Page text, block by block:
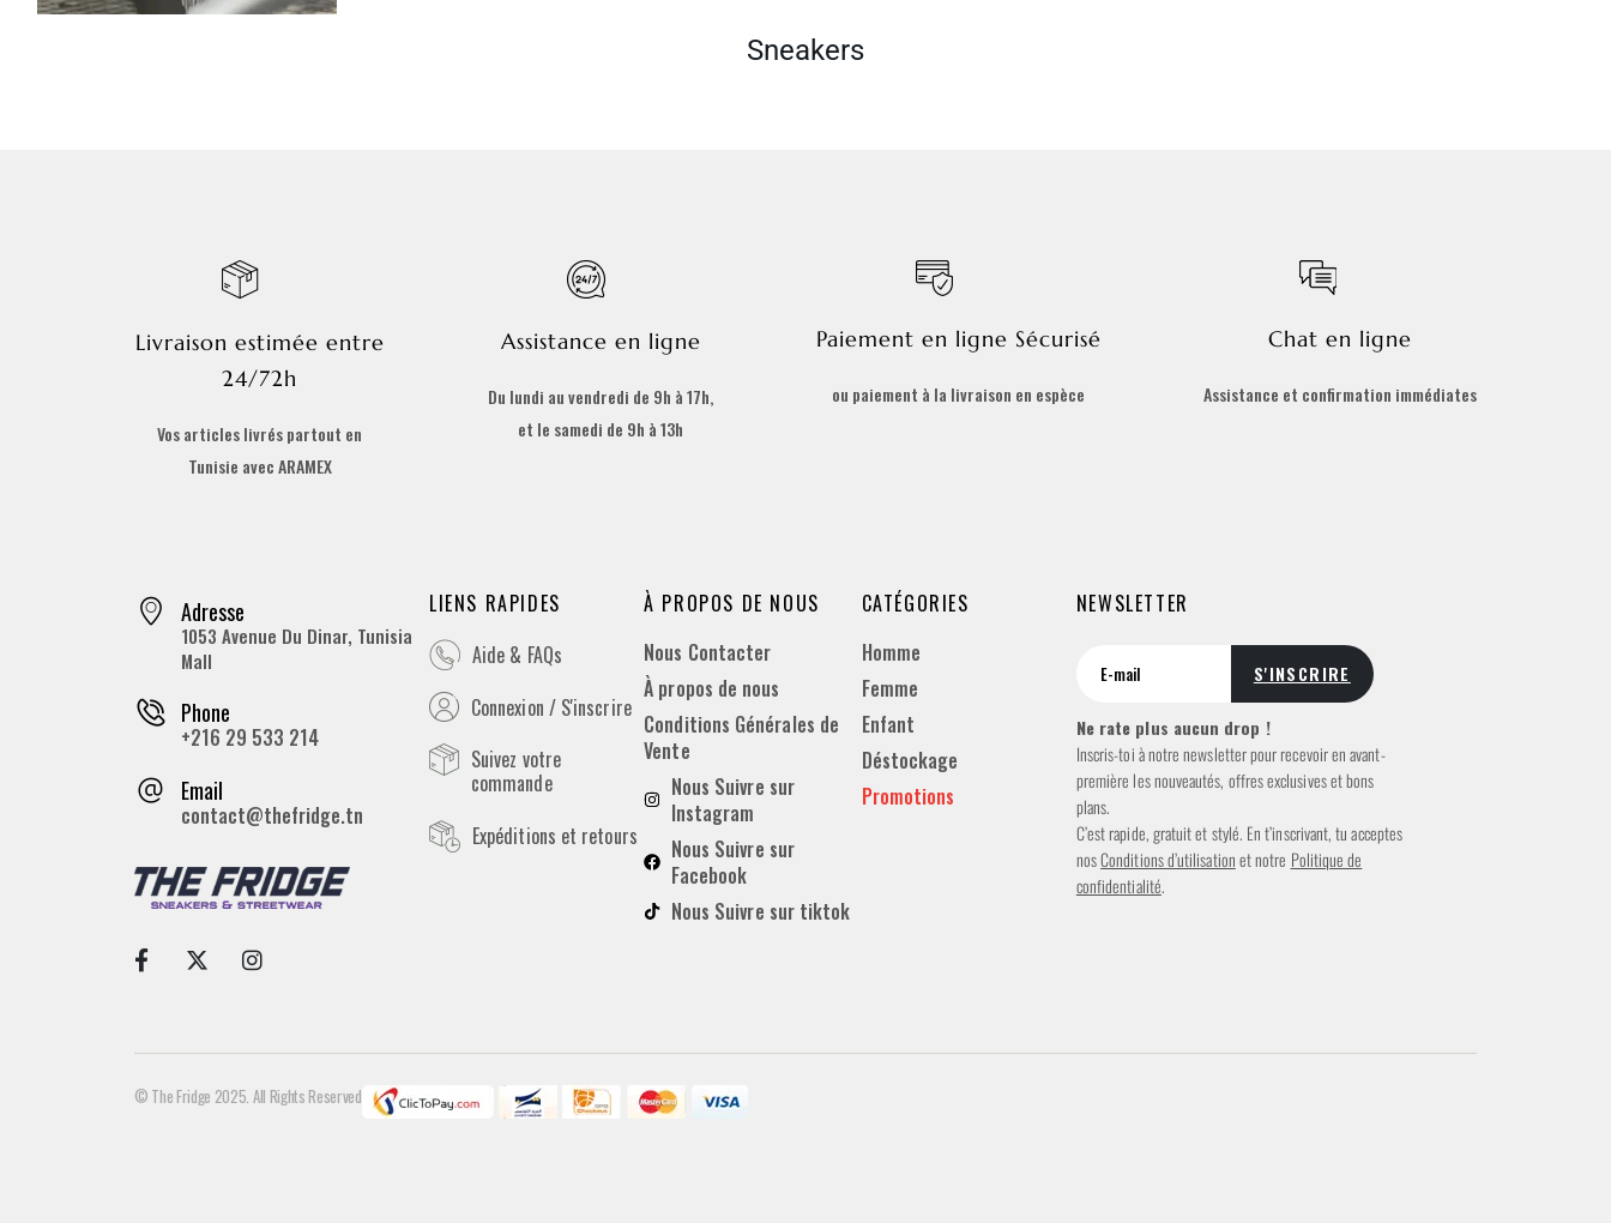
Sneakers
Livraison estimée entre
24/72h
Vos articles livrés partout en
Tunisie avec ARAMEX
Assistance en ligne
Du lundi au vendredi de 9h à 17h,
et le samedi de 9h à 13h
Paiement en ligne Sécurisé
ou paiement à la livraison en espèce
Chat en ligne
Assistance et confirmation immédiates
Adresse
1053 Avenue Du Dinar, Tunisia
Mall
Phone
+216 29 533 214
Email
contact@thefridge.tn
LIENS RAPIDES
Aide & FAQs
Connexion / S'inscrire
Suivez votre
commande
Expéditions et retours
À PROPOS DE NOUS
Nous Contacter
À propos de nous
Conditions Générales de
Vente
Nous Suivre sur
Instagram
Nous Suivre sur
Facebook
Nous Suivre sur tiktok
CATÉGORIES
Homme
Femme
Enfant
Déstockage
Promotions
NEWSLETTER
Ne rate plus aucun drop !
Inscris-toi à notre newsletter pour recevoir en avant-
première les nouveautés, offres exclusives et bons
plans.
C’est rapide, gratuit et stylé. En t’inscrivant, tu acceptes
nosConditions d’utilisationet notre Politique de
confidentialité.
© The Fridge 2025. All Rights Reserved